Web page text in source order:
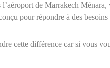
de Marrakech
pour répondre à des
cette différence car si vous